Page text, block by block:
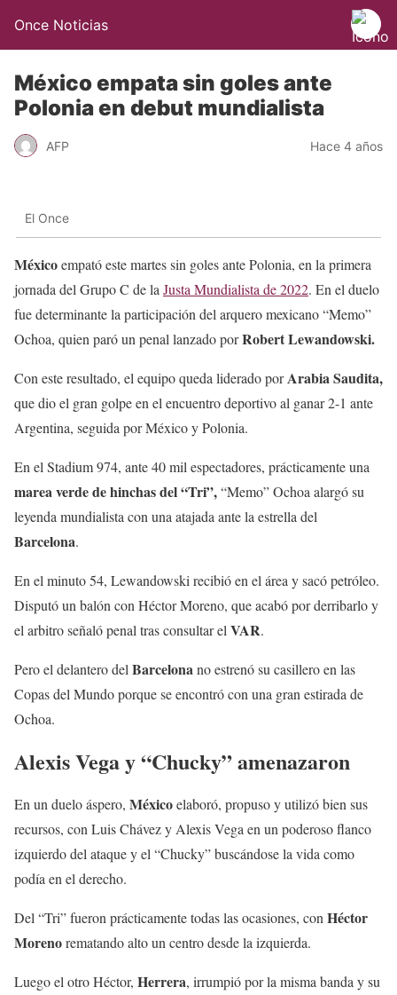
Once Noticias
México empata sin goles ante
Polonia en debut mundialista
AFP Hace 4 años
El Once
Méxicoempató este martes sin goles ante Polonia, en la primera
jornada del Grupo C de la Justa Mundialista de 2022. En el duelo
fue determinante la participación del arquero mexicano “Memo”
Ochoa, quien paró un penal lanzado porRobert Lewandowski.
Con este resultado, el equipo queda liderado porArabia Saudita,
que dio el gran golpe en el encuentro deportivo al ganar 2-1 ante
Argentina, seguida por México y Polonia.
En el Stadium 974, ante 40 mil espectadores, prácticamente una
marea verde de hinchas del “Tri”,“Memo” Ochoa alargó su
leyenda mundialista con una atajada ante la estrella del
Barcelona.
En el minuto 54, Lewandowski recibió en el área y sacó petróleo.
Disputó un balón con Héctor Moreno, que acabó por derribarlo y
el arbitro señaló penal tras consultar el VAR.
Pero el delantero del Barcelonano estrenó su casillero en las
Copas del Mundo porque se encontró con una gran estirada de
Ochoa.
Alexis Vega y “Chucky” amenazaron
En un duelo áspero, Méxicoelaboró, propuso y utilizó bien sus
recursos, con Luis Chávez y Alexis Vega en un poderoso flanco
izquierdo del ataque y el “Chucky” buscándose la vida como
podía en el derecho.
Del “Tri” fueron prácticamente todas las ocasiones, con Héctor
Morenorematando alto un centro desde la izquierda.
Luego el otro Héctor, Herrera, irrumpió por la misma banda y su